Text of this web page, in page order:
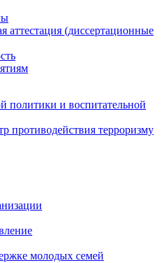
аттестация (диссертационные
политики и воспитательной
противодействия терроризму
молодых семей